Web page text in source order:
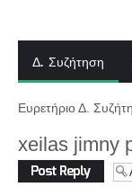
Δ. Συζήτηση
Ευρετήριο Δ.
xeilas jimny
Δημιουργία
απάντησης